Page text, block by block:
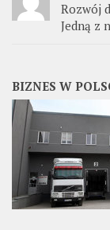
Rozwój
Jedną z
BIZNES W